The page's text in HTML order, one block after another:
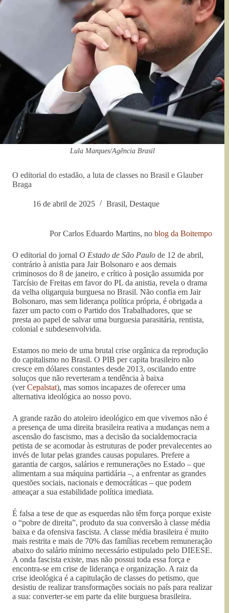
Lula Marques/Agência Brasil
O editorial do estadão, a luta de classes no Brasil e Glauber
Braga
16 de abril de 2025 Brasil, Destaque
Por Carlos Eduardo Martins, noblog da Boitempo
O editorial do jornal O Estado de São Paulo de 12 de abril,
contrário à anistia para Jair Bolsonaro e aos demais
criminosos do 8 de janeiro, e crítico à posição assumida por
Tarcísio de Freitas em favor do PL da anistia, revela o drama
da velha oligarquia burguesa no Brasil. Não confia em Jair
Bolsonaro, mas sem liderança política própria, é obrigada a
fazer um pacto com o Partido dos Trabalhadores, que se
presta ao papel de salvar uma burguesia parasitária, rentista,
colonial e subdesenvolvida.
Estamos no meio de uma brutal crise orgânica da reprodução
do capitalismo no Brasil. O PIB per capita brasileiro não
cresce em dólares constantes desde 2013, oscilando entre
soluços que não reverteram a tendência à baixa
(verCepalstat), mas somos incapazes de oferecer uma
alternativa ideológica ao nosso povo.
A grande razão do atoleiro ideológico em que vivemos não é
a presença de uma direita brasileira reativa a mudanças nem a
ascensão do fascismo, mas a decisão da socialdemocracia
petista de se acomodar às estruturas de poder prevalecentes ao
invés de lutar pelas grandes causas populares. Prefere a
garantia de cargos, salários e remunerações no Estado – que
alimentam a sua máquina partidária –, a enfrentar as grandes
questões sociais, nacionais e democráticas – que podem
ameaçar a sua estabilidade política imediata.
É falsa a tese de que as esquerdas não têm força porque existe
o “pobre de direita”, produto da sua conversão à classe média
baixa e da ofensiva fascista. A classe média brasileira é muito
mais restrita e mais de 70% das famílias recebem remuneração
abaixo do salário mínimo necessário estipulado pelo DIEESE.
A onda fascista existe, mas não possui toda essa força e
encontra-se em crise de liderança e organização. A raiz da
crise ideológica é a capitulação de classes do petismo, que
desistiu de realizar transformações sociais no país para realizar
a sua: converter-se em parte da elite burguesa brasileira.